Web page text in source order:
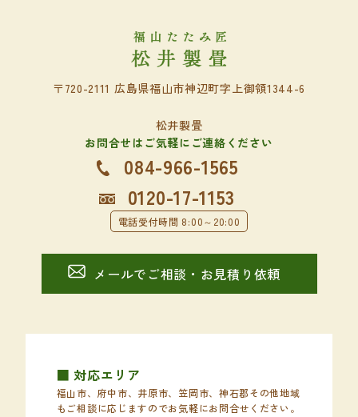
〒720-2111 広島県福山市神辺町字上御領1344-6
松井製畳
お問合せはご気軽にご連絡ください
084-966-1565
0120-17-1153
電話受付時間 8:00～20:00
メールでご相談・お見積り依頼
■ 対応エリア
福山市、府中市、井原市、笠岡市、神石郡その他地域
もご相談に応じますのでお気軽にお問合せください。